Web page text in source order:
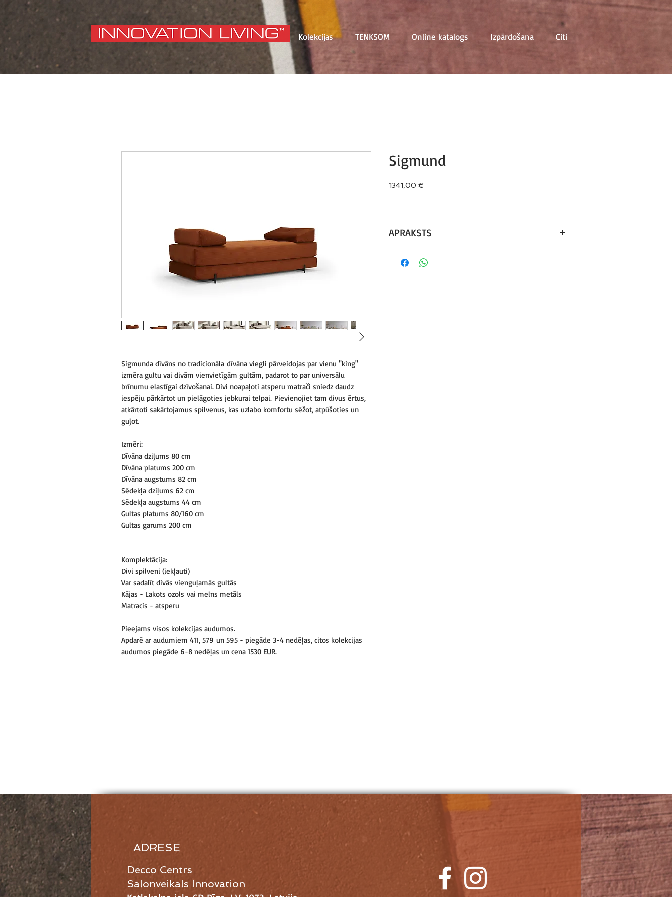
Kolekcijas TENKSOM Online katalogs Izpārdošana Citi
Sigmunda dīvāns no tradicionāla dīvāna viegli pārveidojas par vienu "king"
izmēra gultu vai divām vienvietīgām gultām, padarot to par universālu
brīnumu elastīgai dzīvošanai. Divi noapaļoti atsperu matrači sniedz daudz
iespēju pārkārtot un pielāgoties jebkurai telpai. Pievienojiet tam divus ērtus,
atkārtoti sakārtojamus spilvenus, kas uzlabo komfortu sēžot, atpūšoties un
guļot.
Izmēri:
Dīvāna dziļums 80 cm
Dīvāna platums 200 cm
Dīvāna augstums 82 cm
Sēdekļa dziļums 62 cm
Sēdekļa augstums 44 cm
Gultas platums 80/160 cm
Gultas garums 200 cm
Komplektācija:
Divi spilveni (iekļauti)
Var sadalīt divās vienguļamās gultās
Kājas - Lakots ozols vai melns metāls
Matracis - atsperu
Pieejams visos kolekcijas audumos.
Apdarē ar audumiem 411, 579 un 595 - piegāde 3-4 nedēļas, citos kolekcijas
audumos piegāde 6-8 nedēļas un cena 1530 EUR.
Sigmund
1341,00 €
APRAKSTS
kvalitātes matrači, kurus var novietot gan vienu virs
ADRESE
Decco Centrs
Salonveikals Innovation